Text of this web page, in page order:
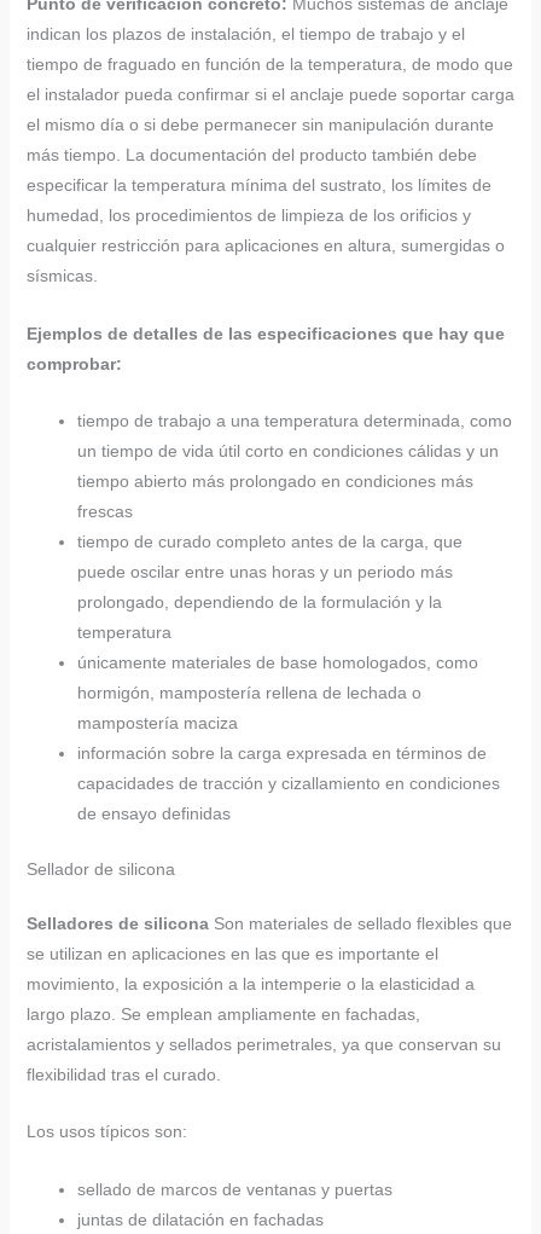
Punto de verificación concreto: Muchos sistemas de anclaje
indican los plazos de instalación, el tiempo de trabajo y el
tiempo de fraguado en función de la temperatura, de modo que
el instalador pueda confirmar si el anclaje puede soportar carga
el mismo día o si debe permanecer sin manipulación durante
más tiempo. La documentación del producto también debe
especificar la temperatura mínima del sustrato, los límites de
humedad, los procedimientos de limpieza de los orificios y
cualquier restricción para aplicaciones en altura, sumergidas o
sísmicas.
Ejemplos de detalles de las especificaciones que hay que
comprobar:
tiempo de trabajo a una temperatura determinada, como
un tiempo de vida útil corto en condiciones cálidas y un
tiempo abierto más prolongado en condiciones más
frescas
tiempo de curado completo antes de la carga, que
puede oscilar entre unas horas y un periodo más
prolongado, dependiendo de la formulación y la
temperatura
únicamente materiales de base homologados, como
hormigón, mampostería rellena de lechada o
mampostería maciza
información sobre la carga expresada en términos de
capacidades de tracción y cizallamiento en condiciones
de ensayo definidas
Sellador de silicona
Selladores de siliconaSon materiales de sellado flexibles que
se utilizan en aplicaciones en las que es importante el
movimiento, la exposición a la intemperie o la elasticidad a
largo plazo. Se emplean ampliamente en fachadas,
acristalamientos y sellados perimetrales, ya que conservan su
flexibilidad tras el curado.
Los usos típicos son:
sellado de marcos de ventanas y puertas
juntas de dilatación en fachadas